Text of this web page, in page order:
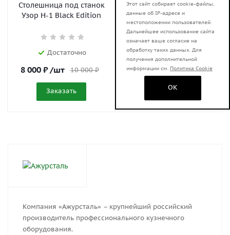
Столешница под станок
Узор Н-1 Black Edition
Достаточно
8 000₽ /шт 10 000₽
Заказать
Станок УЗОР-Н1 Black
Edition - Улитка У-6
Достаточно
10 340₽/шт
Заказать
Компания «Ажурсталь» – крупнейший российский
производитель профессионального кузнечного
оборудования.
Этот сайт собирает cookie-файлы,
данные об IP-адресе и
местоположении пользователей.
Дальнейшее использование сайта
означает ваше согласие на
обработку таких данных. Для
получения дополнительной
информации см. Политика Cookie
OK